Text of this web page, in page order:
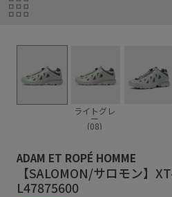
ライトグレ
ー
(08)
ADAM ET ROPÉ HOMME
【SALOMON/サロモン】
L47875600